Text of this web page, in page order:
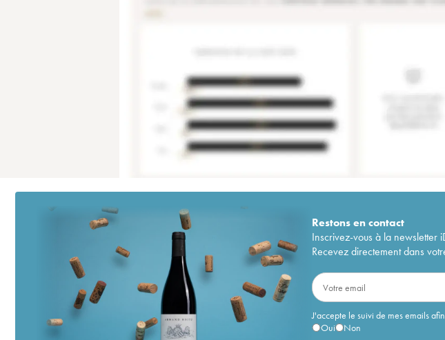
Restons encontact
Inscrivez-vous à la newsletter
Recevez directement dans
J'accepte le suivi de mes emails
Oui
Non